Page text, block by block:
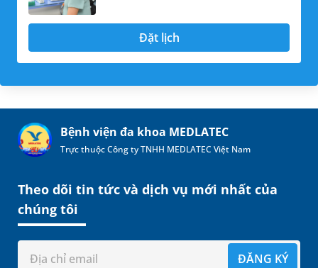
Đặt lịch
Bệnh viện đa khoa MEDLATEC
Trực thuộc Công ty TNHH MEDLATEC Việt Nam
Theo dõi tin tức và dịch vụ mới nhất của
chúng tôi
ĐĂNG KÝ